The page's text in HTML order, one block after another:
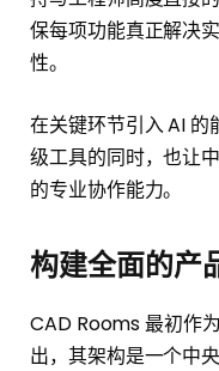
保每项功能真正解决
性。
在关键环节引入 AI
级工具的同时，也让
的专业协作能力。
构建全面的产
CAD Rooms 最初作
出，其架构是一个中